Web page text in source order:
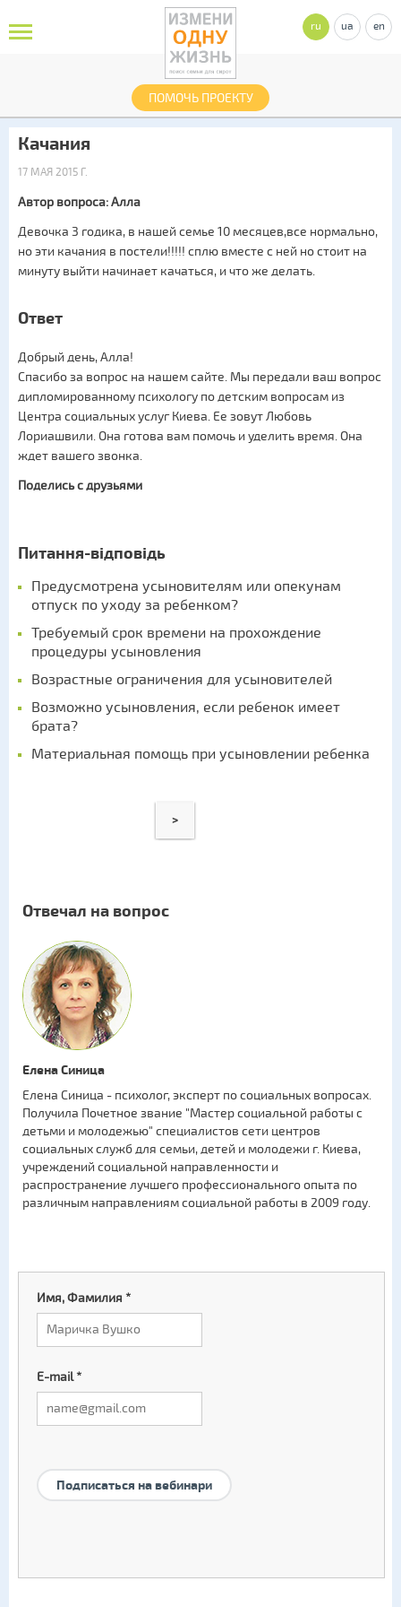
ПОМОЧЬ ПРОЕКТУ
ru ua en
Качания
17 МАЯ 2015 Г.
Автор вопроса: Алла
Девочка 3 годика, в нашей семье 10 месяцев,все нормально,
но эти качания в постели!!!!! сплю вместе с ней но стоит на
минуту выйти начинает качаться, и что же делать.
Ответ
Добрый день, Алла!
Спасибо за вопрос на нашем сайте. Мы передали ваш вопрос
дипломированному психологу по детским вопросам из
Центра социальных услуг Киева. Ее зовут Любовь
Лориашвили. Она готова вам помочь и уделить время. Она
ждет вашего звонка.
Поделись с друзьями
Питання-відповідь
Предусмотрена усыновителям или опекунам
отпуск по уходу за ребенком?
Требуемый срок времени на прохождение
процедуры усыновления
Возрастные ограничения для усыновителей
Возможно усыновления, если ребенок имеет
брата?
Материальная помощь при усыновлении ребенка
>
Отвечал на вопрос
Елена Синица
Елена Синица - психолог, эксперт по социальных вопросах.
Получила Почетное звание "Мастер социальной работы с
детьми и молодежью" специалистов сети центров
социальных служб для семьи, детей и молодежи г. Киева,
учреждений социальной направленности и
распространение лучшего профессионального опыта по
различным направлениям социальной работы в 2009 году.
Имя, Фамилия *
E-mail*
Подписаться на вебинари